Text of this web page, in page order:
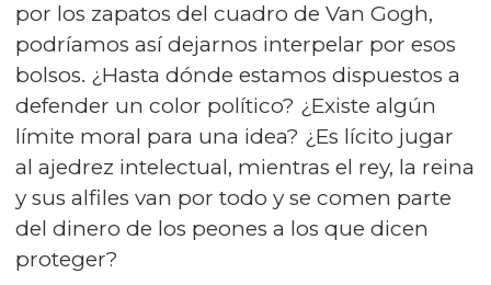
por los zapatos del cuadro de Van Gogh,
podríamos así dejarnos interpelar por esos
bolsos. ¿Hasta dónde estamos dispuestos a
defender un color político? ¿Existe algún
límite moral para una idea? ¿Es lícito jugar
al ajedrez intelectual, mientras el rey, la reina
y sus alfiles van por todo y se comen parte
del dinero de los peones a los que dicen
proteger?